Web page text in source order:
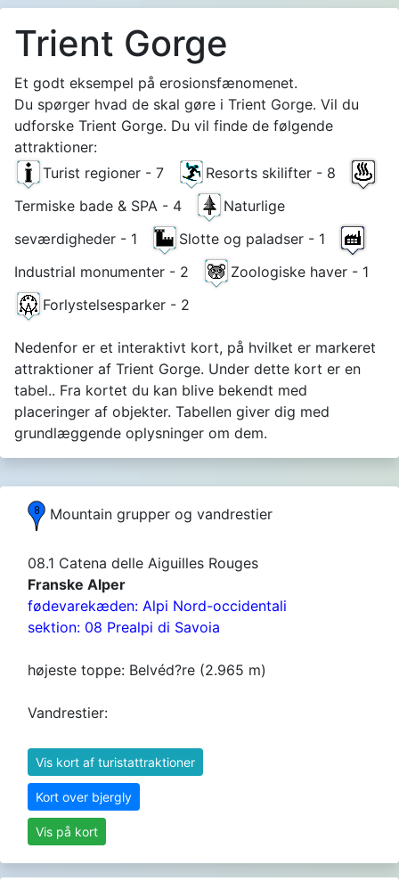
Trient Gorge
Et godt eksempel på erosionsfænomenet.
Du spørger hvad de skal gøre i Trient Gorge. Vil du
udforske Trient Gorge. Du vil finde de følgende
attraktioner:
Turist regioner - 7
Resorts skilifter - 8
Termiske bade & SPA - 4
Naturlige
seværdigheder - 1
Slotte og paladser - 1
Industrial monumenter - 2
Zoologiske haver - 1
Forlystelsesparker - 2
Nedenfor er et interaktivt kort, på hvilket er markeret
attraktioner af Trient Gorge. Under dette kort er en
tabel.. Fra kortet du kan blive bekendt med
placeringer af objekter. Tabellen giver dig med
grundlæggende oplysninger om dem.
Mountain grupper og vandrestier
08.1 Catena delle Aiguilles Rouges
Franske Alper
fødevarekæden: Alpi Nord-occidentali
sektion: 08 Prealpi di Savoia
højeste toppe: Belvéd?re (2.965 m)
Vandrestier:
Vis kort af turistattraktioner
Kort over bjergly
Vis på kort